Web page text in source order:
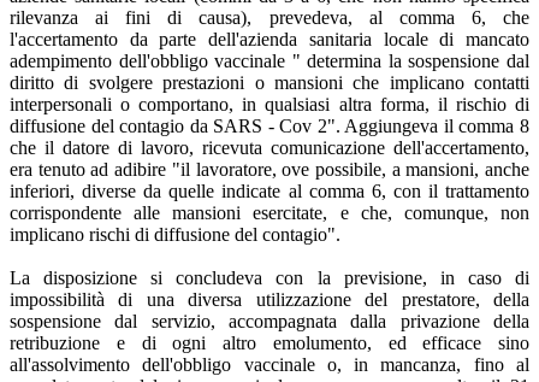
rilevanza ai fini di causa), prevedeva, al comma 6, che
l'accertamento da parte dell'azienda sanitaria locale di mancato
adempimento dell'obbligo vaccinale " determina la sospensione dal
diritto di svolgere prestazioni o mansioni che implicano contatti
interpersonali o comportano, in qualsiasi altra forma, il rischio di
diffusione del contagio da SARS - Cov 2". Aggiungeva il comma 8
che il datore di lavoro, ricevuta comunicazione dell'accertamento,
era tenuto ad adibire "il lavoratore, ove possibile, a mansioni, anche
inferiori, diverse da quelle indicate al comma 6, con il trattamento
corrispondente alle mansioni esercitate, e che, comunque, non
implicano rischi di diffusione del contagio".
La disposizione si concludeva con la previsione, in caso di
impossibilità di una diversa utilizzazione del prestatore, della
sospensione dal servizio, accompagnata dalla privazione della
retribuzione e di ogni altro emolumento, ed efficace sino
all'assolvimento dell'obbligo vaccinale o, in mancanza, fino al